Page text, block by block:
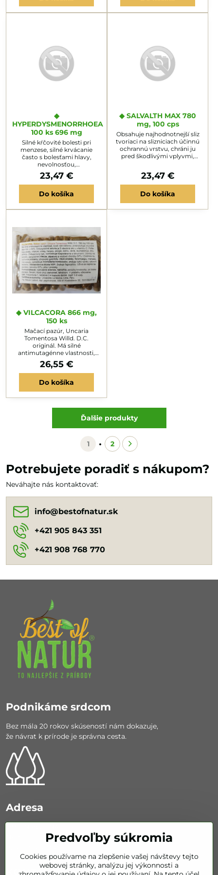
antioxidantov. Obsahujú celý
a...
je náhrada vyváženej stravy.
◆
HYPERDYSMENORRHOEA
100 ks 696 mg
Silné kŕčovité bolesti pri
menzese, silné krvácanie
často s bolesťami hlavy,
nevolnosťou,
podráždenosťou, závratmi,
zvracaním, na-dýmaním,
hnačkou aj zápchou, časté
močenie sú príznakmi PMS -
Pri dlhodobom užívaní
telesnú hmotnosť. Užiť: 7 dní
pred PMS 3 x 1, pri menzese 2 x
1. Na úpravu hmotnosti a PMS
3 x 1kapslu....
23,47 €
Do košíka
◆ SALVALTH MAX 780
mg, 100 cps
Obsahuje najhodnotnejší sliz
tvoriaci na slizniciach účinnú
ochrannú vrstvu, chráni ju
pred škodlivými vplyvmi,
Užiť pri hnačkových
ochoreniach aj chorobách
tráviaceho ústrojenstva -
zápale sliznice čriev,
pľúc, obličiek, močových
23,47 €
Do košíka
◆ VILCACORA 866 mg,
150 ks
Mačací pazúr, Uncaria
Tomentosa Willd. D.C.
originál. Má silné
antimutagénne vlastnosti,
brzdí rast nádorov,
zintenzívňuje imunitné deje
min. o 53%. Antioxidačná
aktivita je 3 násobná ako u
infekcie, virózy, herpesy,
Znižuje krvný tlak, normalizuje
parazitárne infekcie,...
26,55 €
Do košíka
Ďalšie produkty
1 2
Potrebujete poradiť s nákupom?
Neváhajte nás kontaktovať:
info​@bestofnatur​.sk
+421 905 843 351
+421 908 768 770
Podnikáme srdcom
Bez mála 20 rokov skúseností nám dokazuje,
že návrat k prírode je správna cesta.
Adresa
Nemocničná 626/67
KONTAKT
Predvoľby súkromia
Cookies používame na zlepšenie vašej návštevy tejto
webovej stránky, analýzu jej výkonnosti a